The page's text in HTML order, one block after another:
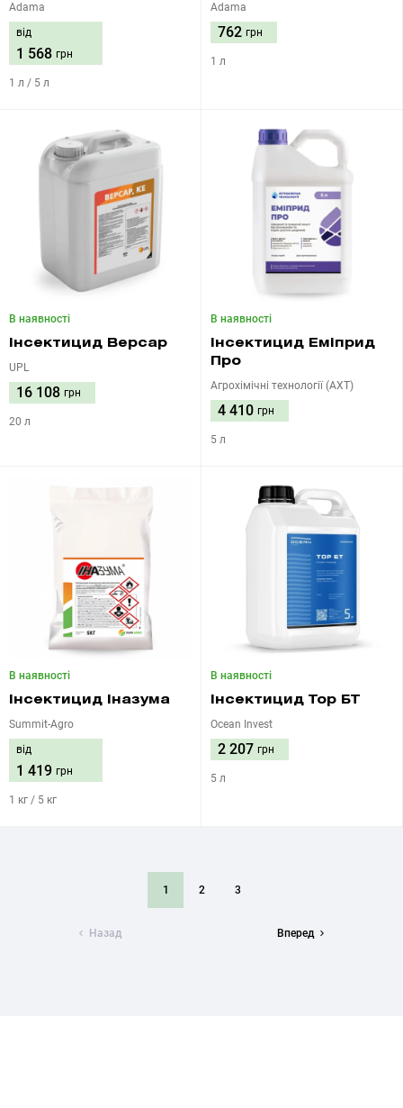
Adama
від
1 568 грн
1 л / 5 л
Adama
762 грн
1 л
В наявності
Інсектицид Версар
UPL
16 108 грн
20 л
В наявності
Інсектицид Еміприд
Про
Агрохімічні технології (АХТ)
4 410 грн
5 л
В наявності
Інсектицид Іназума
Summit-Agro
від
1 419 грн
1 кг / 5 кг
В наявності
Інсектицид Тор БТ
Ocean Invest
2 207 грн
5 л
Назад
1 2 3
Вперед